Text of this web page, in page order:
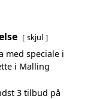
skjul
med speciale i
i Malling
3 tilbud på